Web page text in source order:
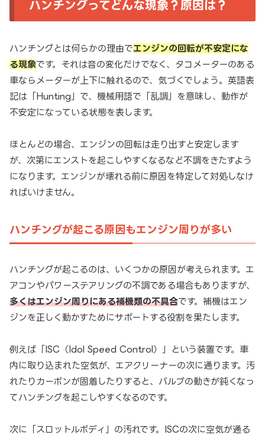
ハンチングってどんな現象？原因は？
ハンチングとは何らかの理由でエンジンの回転が不安定にな
る現象です。それは音の変化だけでなく、タコメーターのある
車ならメーターが上下に触れるので、気づくでしょう。英語表
記は「Hunting」で、機械用語で「乱調」を意味し、動作が
不安定になっている状態を表します。
ほとんどの場合、エンジンの回転は走り出すと安定します
が、次第にエンストを起こしやすくなるなど不調をきたすよう
になります。エンジンが壊れる前に原因を特定して対処しなけ
ればいけません。
ハンチングが起こる原因もエンジン周りが多い
ハンチングが起こるのは、いくつかの原因が考えられます。エ
アコンやパワーステアリングの不調である場合もありますが、
多くはエンジン周りにある補機類の不具合です。補機はエン
ジンを正しく動かすためにサポートする役割を果たします。
例えば「ISC（Idol Speed Control）」という装置です。車
内に取り込まれた空気が、エアクリーナーの次に通ります。汚
れたりカーボンが固着したりすると、バルブの動きが鈍くなっ
てハンチングを起こしやすくなるのです。
次に「スロットルボディ」の汚れです。ISCの次に空気が通る